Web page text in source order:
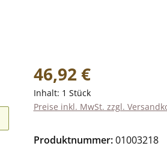
Regulärer Preis:
46,92 €
Inhalt: 1 Stück
Preise inkl. MwSt. zzgl.
Produktnummer:01003218